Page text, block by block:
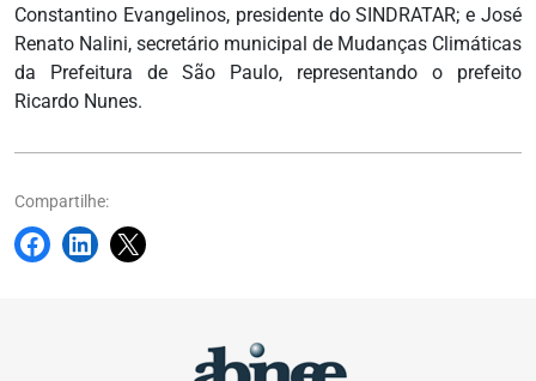
Constantino Evangelinos, presidente do SINDRATAR; e José
Renato Nalini, secretário municipal de Mudanças Climáticas
da Prefeitura de São Paulo, representando o prefeito
Ricardo Nunes.
Compartilhe: